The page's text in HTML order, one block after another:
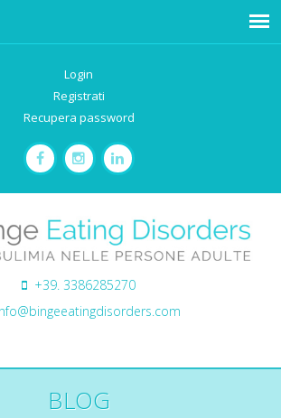
Login
Registrati
Recupera password
+39. 3386285270
BLOG